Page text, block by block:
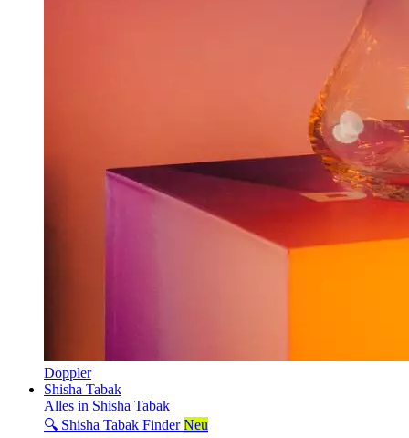
Doppler
Shisha Tabak
Alles in Shisha Tabak
🔍 Shisha Tabak Finder Neu